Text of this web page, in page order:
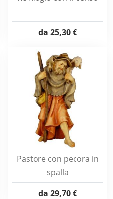
da 25,30 €
Pastore con pecora in
spalla
da 29,70 €